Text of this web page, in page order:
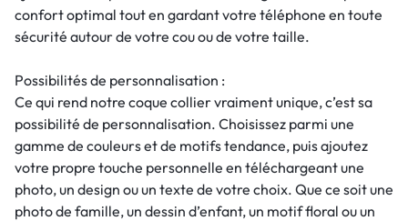
confort optimal tout en gardant votre téléphone en toute
sécurité autour de votre cou ou de votre taille.
Possibilités de personnalisation :
Ce qui rend notre coque collier vraiment unique, c’est sa
possibilité de personnalisation. Choisissez parmi une
gamme de couleurs et de motifs tendance, puis ajoutez
votre propre touche personnelle en téléchargeant une
photo, un design ou un texte de votre choix. Que ce soit une
photo de famille, un dessin d’enfant, un motif floral ou un